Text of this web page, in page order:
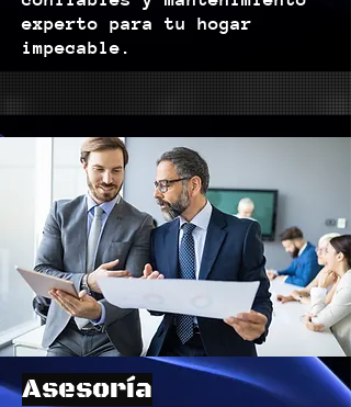
experto para tu hogar
impecable.
Asesoría